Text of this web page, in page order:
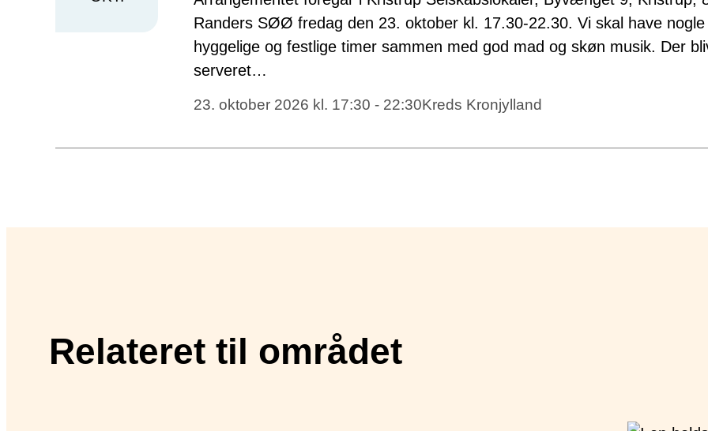
Randers SØØ fredag den 23. oktober kl. 17.30-22.30. Vi skal have nogle
hyggelige og festlige timer sammen med god mad og skøn musik. Der
serveret…
23. oktober 2026 kl. 17:30 - 22:30Kreds Kronjylland
Relateret til området